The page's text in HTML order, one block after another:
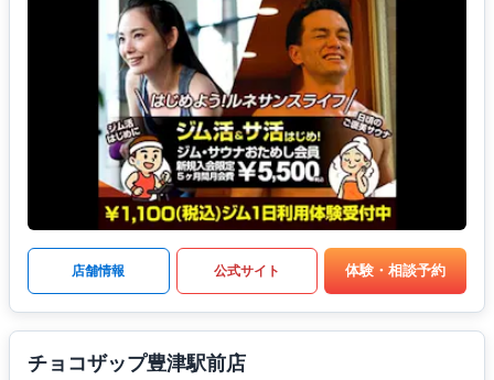
店舗情報 公式サイト 体験・相談予約
チョコザップ豊津駅前店